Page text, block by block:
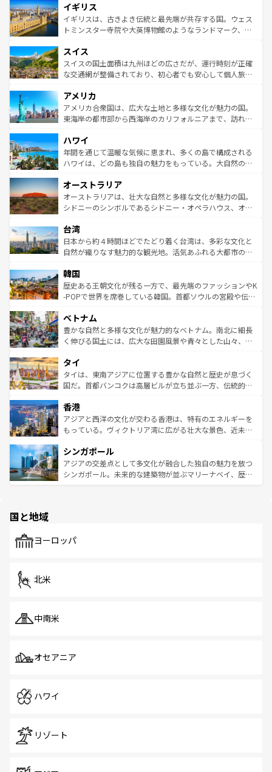
いる。シャンパンの発祥地であるランス、プロヴァンスの
香り高いラベンダー畑など、多彩な楽しみ方が可能だ。さ
らに、パリ以外の地域にも魅力が溢れており、どの街角に
れる地方に足を運ぶとそれぞれで全く異なる文化を体験で
きるだろう。 なお、新着のフランス情報はコンテンツ一覧
を参照してほしい。
顔を持つこの国は、どこを歩いても飽きることがない。ベ
ルリンの文化的活気、バイエルン州のアルプスの絶景、そ
してライン川沿いのワイン畑といった風景は必見。ビール
は、お酒好きな人にはぜひ体験してほしい。 なお、新着の
ドイツ情報はコンテンツ一覧を参照してほしい。
イギリス
イギリスは、古きよき伝統と最先端が共存する国。ウェス
トミンスター寺院や大英博物館のようなランドマーク、歴
リアごとに異なる魅力がある。また、優雅なアフタヌーン
ティー、ビール好きにはたまらない英国パブ、サッカー観
戦など、本場だからこそできる体験も豊富。イギリスを旅
ンツ一覧を参照してほしい。
スイス
スイスの国土面積は九州ほどの広さだが、運行時刻が正確
な交通網が整備されており、初心者でも安心して個人旅行
の建物がそのまま残る町や、スイスならではのユニークな
博物館もあり、アルプス観光だけでなく町歩きも満喫する
ことができる。国民の所得が高いため物価も高いが、旅行
ば市内交通費無料で観光を楽しむこともできる。 なお、新
着のスイス情報はコンテンツ一覧 を参照してほしい。
アメリカ
アメリカ合衆国は、広大な土地と多様な文化が魅力の国。
東海岸の都市部から西海岸のカリフォルニアまで、訪れる
のような巨大都市は、観光、ショッピング、エンターテイ
ンメントが詰まった刺激的なスポットだ。一方、アメリカ
西部には大自然が広がり、グランドキャニオンやイエロー
部のニューオーリンズでは、音楽と美食が融合した独特の
文化が魅力。旅行者はアメリカの各地域で異なる魅力を楽
しみながら、その多様性と豊かな歴史を感じることができ
ならではの贅沢な旅のスタイルだ。 なお、新着のアメリカ
情報はコンテンツ一覧を参照してほしい。
ハワイ
年間を通じて温暖な気候に恵まれ、多くの島で構成される
ハワイは、どの島も独自の魅力をもっている。大自然の神
ワイ島は見逃せない。また、定番の観光地といえばオアフ
島だが、静かな自然を求めるならマウイ島やカウアイ島が
おすすめ。エメラルドグリーンに輝く海をはじめ、豊かな
れるおもてなしの心で訪れる人々を迎えてくれるハワイの
人々、おいしいローカルフードやハワイアンミュージッ
ク、伝統的なフラダンスなど、すべてがハワイの魅力を彩
ワイを、存分に味わってほしい。 なお、新着のハワイ情報
はコンテンツ一覧を参照してほしい。
オーストラリア
オーストラリアは、壮大な自然と多様な文化が魅力の国。
シドニーのシンボルであるシドニー・オペラハウス、オー
リアリーフや大陸中央部にそびえるウルル（エアーズロッ
ク）、タスマニアの美しい原生林やケアンズの熱帯雨林な
ど、見どころがたくさん。また、カフェやワイン、オージ
いる。アクティビティも充実しており、サーフィンやダイ
ビング、ハイキングなど、アウトドア好きにはたまらな
い。オーストラリアの多彩な魅力を存分に味わいつくそ
参照してほしい。
台湾
日本から約４時間ほどでたどり着く台湾は、多彩な文化と
自然が織りなす魅力的な観光地。活気あふれる大都市の台
ン）、静ひつな山岳地帯である台湾東部など、都市の喧騒
と山間の静けさが共存しており、訪れる人に新しい発見と
驚きをもたらしてくれる。また、奥深い台湾の食文化も魅
容にもいいと評判のスイーツなど、バラエティ豊かな料理
が味わえる。 なお、新着の台湾情報は コンテンツ一覧を参
照してほしい。
韓国
歴史ある王朝文化が残る一方で、最先端のファッションやK
-POPで世界を席巻している韓国。首都ソウルの宮殿や伝統
き、地方に足を延ばせば四季折々の自然美を楽しむことが
できる。そして、キムチや焼肉、絶品のストリートフード
まで、さまざまな韓国料理が待っている。夜には、韓国な
リティに包まれながら、韓国の多彩な魅力を心ゆくまで味
わってみてほしい。 なお、新着の韓国情報はコンテンツ一
覧を参照してほしい。
ベトナム
豊かな自然と多様な文化が魅力的なベトナム。南北に細長
く伸びる国土には、広大な田園風景や青々とした山々、世
急速な発展と共に伝統が息づく。ハノイの古い町並みやホ
ーチミン市のフランス統治時代の建物も、独特の雰囲気を
醸し出している。また、バラエティの豊かさとおいしさで
とつ。フォーやバインミー、ベトナムコーヒーなどは、ぜ
ひ現地で味わいたい。どの地域を訪れてもあたたかい人々
が旅行者を迎えてくれるので、きっと忘れられない旅にな
参照してほしい。
タイ
タイは、東南アジアに位置する豊かな自然と歴史が息づく
国だ。首都バンコクは高層ビルが立ち並ぶ一方、伝統的な
の活気が交差している。北部ではチェンマイなどの山岳地
帯で自然と触れ合い、南部ではプーケットやクラビの美し
いビーチでリゾート気分を楽しむことができる。タイ料理
激する。気候は一年中温暖で、どの季節にも異なる楽しみ
が待っている。親しみやすいタイの人々、仏教を中心とし
た文化、そして多様な観光資源が、訪れる旅人を魅了し続
香港
アジアと西洋の文化が交わる香港は、特有のエネルギーを
もっている。ヴィクトリア湾に広がる壮大な景色、近未来
み、どこを訪れても感動するはず。観光スポットが密集し
ており、効率よく見どころを回れるのも魅力。息をのむよ
うな絶景から文化的な体験まで、香港を存分に楽しみ尽く
シンガポール
アジアの交差点として多文化が融合した独自の魅力を放つ
シンガポール。未来的な建築物が並ぶマリーナベイ、歴史
で、ホーカーズは地元の風情を楽しめる外せないスポット
国と地域
ヨーロッパ
北米
中南米
オセアニア
ハワイ
リゾート